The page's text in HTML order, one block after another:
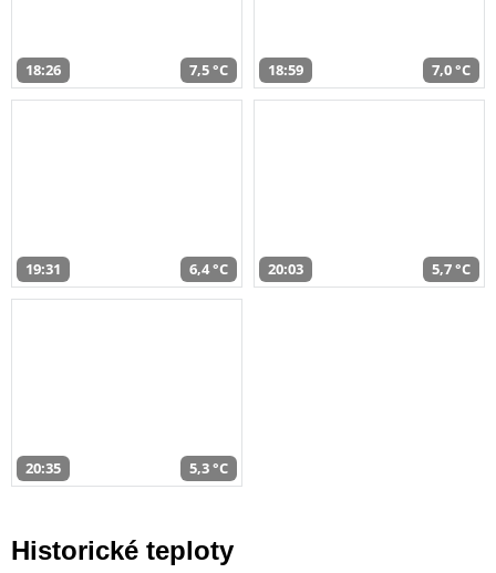
18:26 7,5 °C 18:59 7,0 °C
19:31 6,4 °C 20:03 5,7 °C
20:35 5,3 °C
Historické teploty